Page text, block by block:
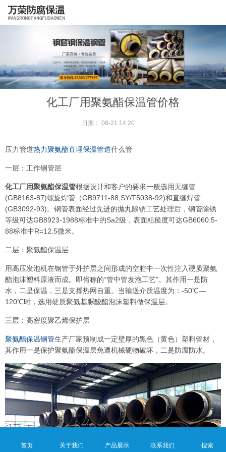
化工厂用聚氨酯保温管价格
日期： 08-21 14:20
压力管道热力聚氨酯直埋保温管道什么管
一层：工作钢管层
化工厂用聚氨酯保温管根据设计和客户的要求一般选用无缝管
(GB8163-87)螺旋焊管（GB9711-88;SY/T5038-92)和直缝焊管
(GB3092-93)。钢管表面经过先进的抛丸除锈工艺处理后，钢管除锈
等级可达GB8923-1988标准中的Sa2级，表面粗糙度可达GB6060.5-
88标准中R=12.5微米。
二层：聚氨酯保温层
用高压发泡机在钢管于外护层之间形成的空腔中一次性注入硬质聚氨
酯泡沫塑料原液而成。即俗称的“管中管发泡工艺”。其作用一是防
水，二是保温，三是支撑热网自重。当输送介质温度为：-50℃—
120℃时，选用硬质聚氨基脲酸酯泡沫塑料做保温层。
三层：高密度聚乙烯保护层
聚氨酯保温钢管生产厂家预制成一定壁厚的黑色（黄色）塑料管材，
其作用一是保护聚氨酯保温层免遭机械硬物破坏，二是防腐防水。
首页 关于我们 产品展示 联系我们 搜索